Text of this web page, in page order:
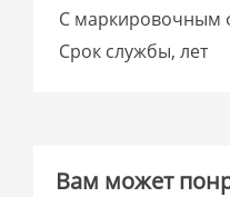
С маркировочным
Срок службы, лет
Вам может